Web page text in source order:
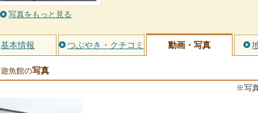
写真をもっと見る
基本情報 つぶやき・クチコミ 動画・写真
遊魚館の写真
※写